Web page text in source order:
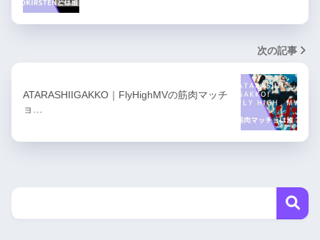
次の記事
ATARASHIIGAKKO｜FlyHighMVの筋肉マッチ
ョ…